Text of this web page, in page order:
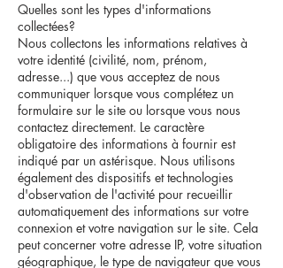
Quelles sont les types d'informations
collectées?
Nous collectons les informations relatives à
votre identité (civilité, nom, prénom,
adresse...) que vous acceptez de nous
communiquer lorsque vous complétez un
formulaire sur le site ou lorsque vous nous
contactez directement. Le caractère
obligatoire des informations à fournir est
indiqué par un astérisque. Nous utilisons
également des dispositifs et technologies
d'observation de l'activité pour recueillir
automatiquement des informations sur votre
connexion et votre navigation sur le site. Cela
peut concerner votre adresse IP, votre situation
géographique, le type de navigateur que vous